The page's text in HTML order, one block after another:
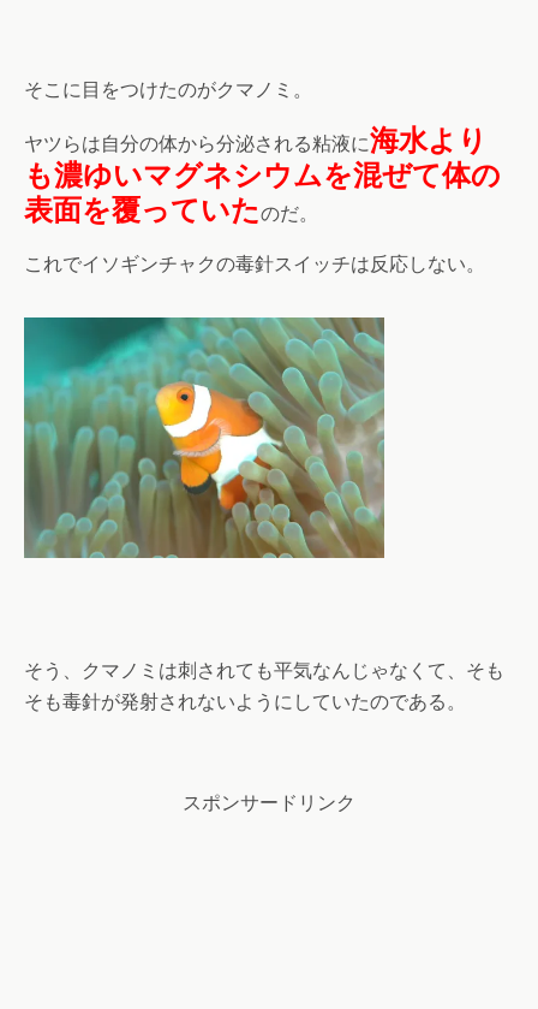
そこに目をつけたのがクマノミ。
ヤツらは自分の体から分泌される粘液に海水より
も濃ゆいマグネシウムを混ぜて体の
表面を覆っていたのだ。
これでイソギンチャクの毒針スイッチは反応しない。
そう、クマノミは刺されても平気なんじゃなくて、そも
そも毒針が発射されないようにしていたのである。
スポンサードリンク